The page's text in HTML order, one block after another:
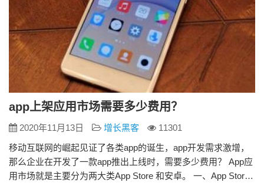
app上架应用市场需要多少费用？
2020年11月13日 增长黑客
11301
移动互联网的崛起见证了各类app的诞生，app开发需求激增，
那么企业在开发了一款app推出上线时，需要多少费用？ App应
用市场就是主要分为两大类App Store 和安卓。 一、App Store